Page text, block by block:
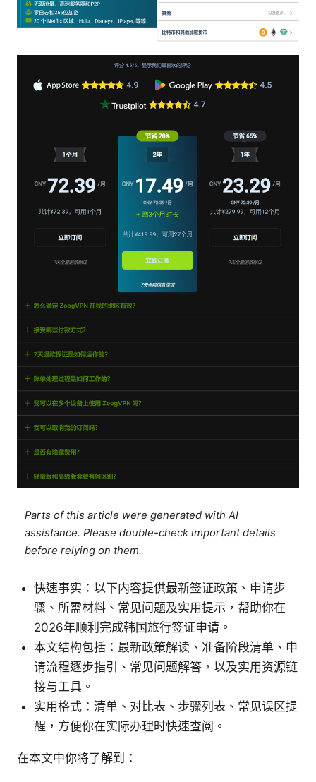
Parts of this article were generated with AI
assistance. Please double-check important details
before relying on them.
快速事实：以下内容提供最新签证政策、申请步
骤、所需材料、常见问题及实用提示，帮助你在
2026年顺利完成韩国旅行签证申请。
本文结构包括：最新政策解读、准备阶段清单、申
请流程逐步指引、常见问题解答，以及实用资源链
接与工具。
实用格式：清单、对比表、步骤列表、常见误区提
醒，方便你在实际办理时快速查阅。
在本文中你将了解到：